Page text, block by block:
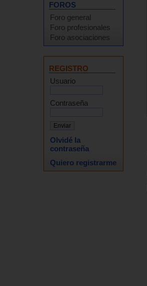
FOROS
Foro general
Foro profesionales
Foro asociaciones
REGISTRO
Usuario
Contraseña
Olvidé la
contraseña
Quiero registrarme